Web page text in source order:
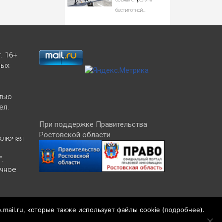
области сегодня -
беспилотной
16+
При поддержке Правительства
Ростовской области
которые также использует файлы cookie (подробнее).